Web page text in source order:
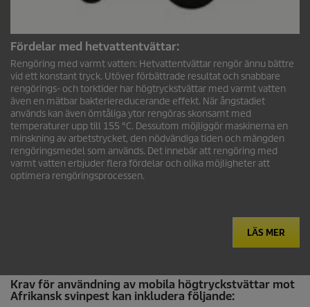
Fördelar med hetvattentvättar:
Rengöring med varmt vatten: Hetvattentvättar rengör ännu bättre
vid ett konstant tryck. Utöver förbättrade resultat och snabbare
rengörings- och torktider har högtryckstvättar med varmt vatten
även en mätbar bakteriereducerande effekt. När ångstadiet
används kan även ömtåliga ytor rengöras skonsamt med
temperaturer upp till 155 °C. Dessutom möjliggör maskinerna en
minskning av arbetstrycket, den nödvändiga tiden och mängden
rengöringsmedel som används. Det innebär att rengöring med
varmt vatten erbjuder flera fördelar och olika möjligheter att
optimera rengöringsprocessen.
LÄS MER
Krav för användning av mobila högtryckstvättar mot
Afrikansk svinpest kan inkludera följande: